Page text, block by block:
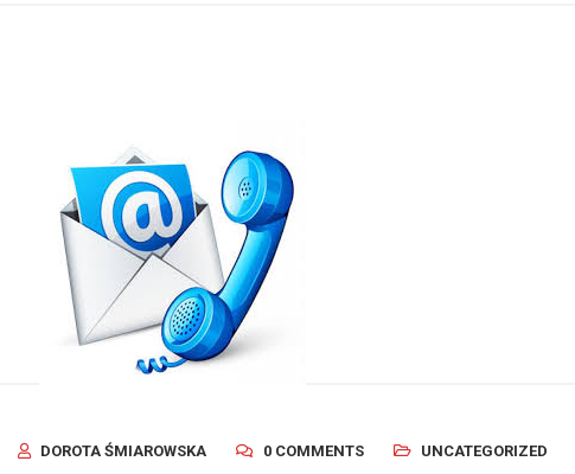
DOROTA ŚMIAROWSKA 0 COMMENTS UNCATEGORIZED